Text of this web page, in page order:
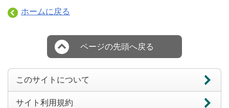
ホームに戻る
ページの先頭へ戻る
このサイトについて
サイト利用規約